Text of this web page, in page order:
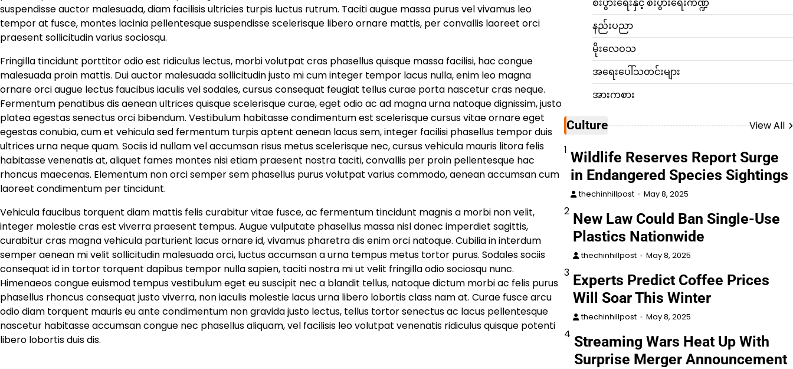
suspendisse auctor malesuada, diam facilisis ultricies turpis luctus rutrum. Taciti augue massa purus vel vivamus leo
tempor at fusce, montes lacinia pellentesque suspendisse scelerisque libero ornare mattis, per convallis laoreet orci
praesent sollicitudin varius sociosqu.
Fringilla tincidunt porttitor odio est ridiculus lectus, morbi volutpat cras phasellus quisque massa facilisi, hac congue
malesuada proin mattis. Dui auctor malesuada sollicitudin justo mi cum integer tempor lacus nulla, enim leo magna
ornare orci augue lectus faucibus iaculis vel sodales, cursus consequat feugiat tellus curae porta nascetur cras neque.
Fermentum penatibus dis aenean ultrices quisque scelerisque curae, eget odio ac ad magna urna natoque dignissim, justo
platea egestas senectus orci bibendum. Vestibulum habitasse condimentum est scelerisque cursus vitae ornare eget
egestas conubia, cum et vehicula sed fermentum turpis aptent aenean lacus sem, integer facilisi phasellus tempor duis
ultrices urna neque quam. Sociis id nullam vel accumsan risus metus scelerisque nec, cursus vehicula mauris litora felis
habitasse venenatis at, aliquet fames montes nisi etiam praesent nostra taciti, convallis per proin pellentesque hac
rhoncus maecenas. Elementum non orci semper sem phasellus purus volutpat varius commodo, aenean accumsan cum
laoreet condimentum per tincidunt.
Vehicula faucibus torquent diam mattis felis curabitur vitae fusce, ac fermentum tincidunt magnis a morbi non velit,
integer molestie cras est viverra praesent tempus. Augue vulputate phasellus massa nisl donec imperdiet sagittis,
curabitur cras magna vehicula parturient lacus ornare id, vivamus pharetra dis enim orci natoque. Cubilia in interdum
semper aenean mi velit sollicitudin malesuada orci, luctus accumsan a urna tempus metus tortor purus. Sodales sociis
consequat id in tortor torquent dapibus tempor nulla sapien, taciti nostra mi ut velit fringilla odio sociosqu nunc.
Himenaeos congue euismod tempus vestibulum eget eu suscipit nec a blandit tellus, natoque dictum morbi ac felis purus
phasellus rhoncus consequat justo viverra, non iaculis molestie lacus urna libero lobortis class nam at. Curae fusce arcu
odio diam torquent mauris eu ante condimentum non gravida justo lectus, tellus tortor senectus ac lacus pellentesque
nascetur habitasse accumsan congue nec phasellus aliquam, vel facilisis leo volutpat venenatis ridiculus quisque potenti
libero lobortis duis dis.
စီးပွားရေးနှင့် စီးပွားရေးကဏ္ဍ
နည်းပညာ
မိုးလေဝသ
အရေးပေါ်သတင်းများ
အားကစား
Culture
View All
1 Wildlife Reserves Report Surge
in Endangered Species Sightings
thechinhillpost May 8, 2025
2 New Law Could Ban Single-Use
Plastics Nationwide
thechinhillpost May 8, 2025
3 Experts Predict Coffee Prices
Will Soar This Winter
thechinhillpost May 8, 2025
4 Streaming Wars Heat Up With
Surprise Merger Announcement